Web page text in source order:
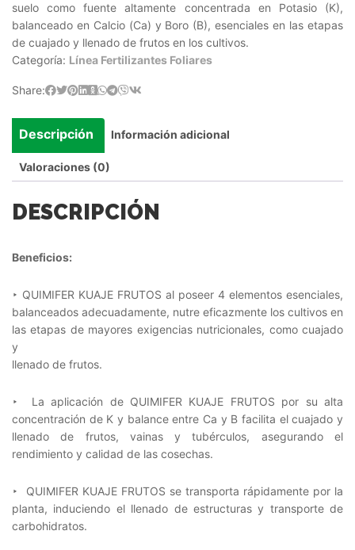
suelo como fuente altamente concentrada en Potasio (K),
balanceado en Calcio (Ca) y Boro (B), esenciales en las etapas
de cuajado y llenado de frutos en los cultivos.
Categoría: Línea Fertilizantes Foliares
Share:
Descripción Información adicional
Valoraciones (0)
DESCRIPCIÓN
Beneficios:
‣ QUIMIFER KUAJE FRUTOS al poseer 4 elementos esenciales,
balanceados adecuadamente, nutre eficazmente los cultivos en
las etapas de mayores exigencias nutricionales, como cuajado
y
llenado de frutos.
‣ La aplicación de QUIMIFER KUAJE FRUTOS por su alta
concentración de K y balance entre Ca y B facilita el cuajado y
llenado de frutos, vainas y tubérculos, asegurando el
rendimiento y calidad de las cosechas.
‣ QUIMIFER KUAJE FRUTOS se transporta rápidamente por la
planta, induciendo el llenado de estructuras y transporte de
carbohidratos.